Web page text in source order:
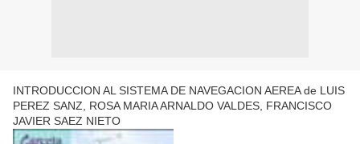
INTRODUCCION AL SISTEMA DE NAVEGACION AEREA de LUIS
PEREZ SANZ, ROSA MARIA ARNALDO VALDES, FRANCISCO
JAVIER SAEZ NIETO